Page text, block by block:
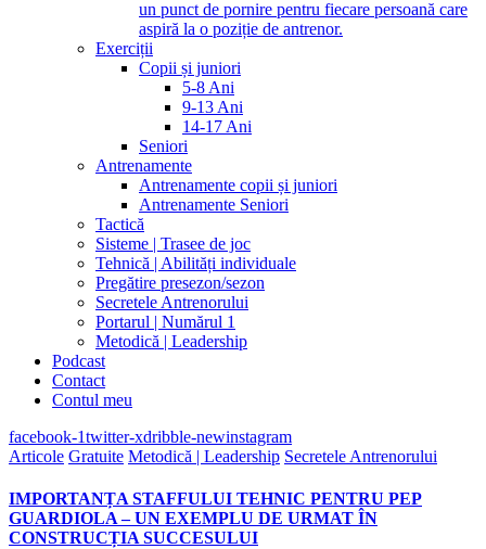
un punct de pornire pentru fiecare persoană care
aspiră la o poziție de antrenor.
Exerciții
Copii și juniori
5-8 Ani
9-13 Ani
14-17 Ani
Seniori
Antrenamente
Antrenamente copii și juniori
Antrenamente Seniori
Tactică
Sisteme | Trasee de joc
Tehnică | Abilități individuale
Pregătire presezon/sezon
Secretele Antrenorului
Portarul | Numărul 1
Metodică | Leadership
Podcast
Contact
Contul meu
facebook-1twitter-xdribble-newinstagram
Articole Gratuite Metodică | Leadership Secretele Antrenorului
IMPORTANȚA STAFFULUI TEHNIC PENTRU PEP
GUARDIOLA – UN EXEMPLU DE URMAT ÎN
CONSTRUCȚIA SUCCESULUI